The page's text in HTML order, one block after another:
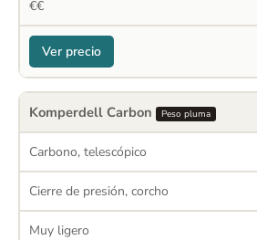
€€
Ver precio
Komperdell Carbon Peso pluma
Carbono, telescópico
Cierre de presión, corcho
Muy ligero